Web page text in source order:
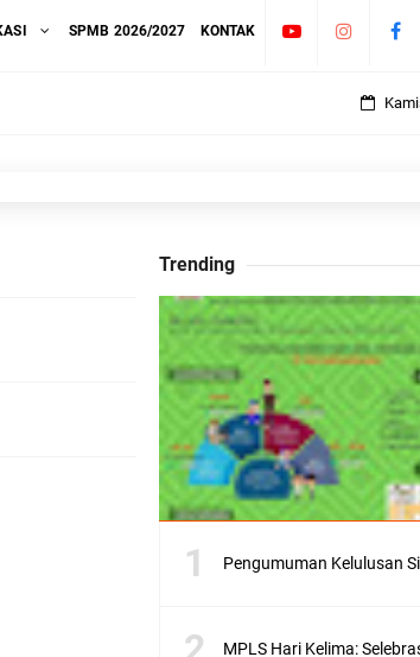
SPMB 2026/2027 KONTAK
Trending